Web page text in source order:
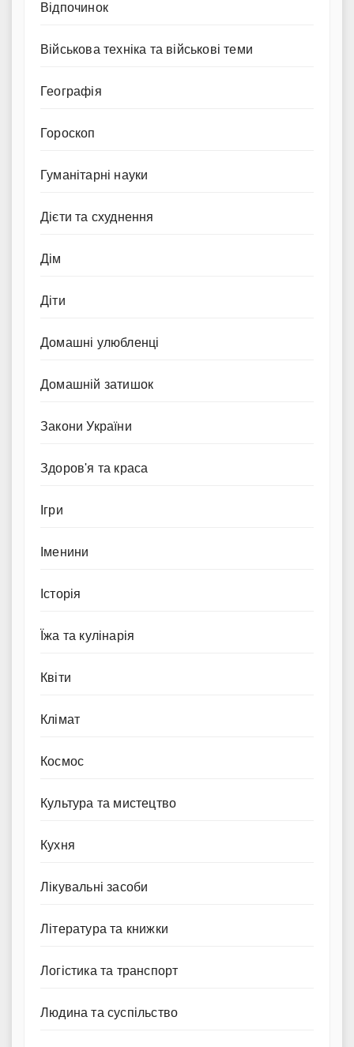
Відпочинок
Військова техніка та військові теми
Географія
Гороскоп
Гуманітарні науки
Дієти та схуднення
Дім
Діти
Домашні улюбленці
Домашній затишок
Закони України
Здоров'я та краса
Ігри
Іменини
Історія
Їжа та кулінарія
Квіти
Клімат
Космос
Культура та мистецтво
Кухня
Лікувальні засоби
Література та книжки
Логістика та транспорт
Людина та суспільство